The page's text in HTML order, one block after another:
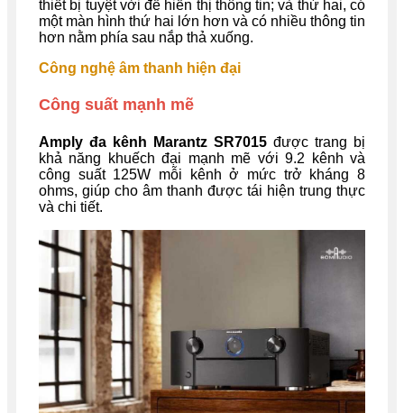
thiết bị tuyệt vời để hiển thị thông tin; và thứ hai, có
một màn hình thứ hai lớn hơn và có nhiều thông tin
hơn nằm phía sau nắp thả xuống.
Công nghệ âm thanh hiện đại
Công suất mạnh mẽ
Amply đa kênh Marantz SR7015 được trang bị
khả năng khuếch đại mạnh mẽ với 9.2 kênh và
công suất 125W mỗi kênh ở mức trở kháng 8
ohms, giúp cho âm thanh được tái hiện trung thực
và chi tiết.